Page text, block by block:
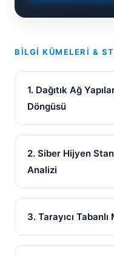
BILGI KÜMELERI &
1. Dağıtık Ağ
Döngüsü
2. Siber Hijyen
Analizi
3. Tarayıcı